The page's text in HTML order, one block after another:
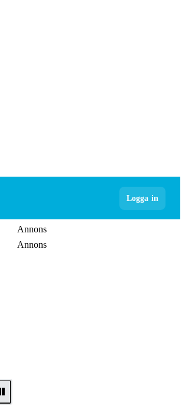
Logga in
Annons
Annons